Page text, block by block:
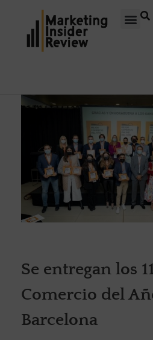
Se entregan los
Comercio del
Barcelona